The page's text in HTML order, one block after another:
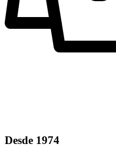
Desde 1974